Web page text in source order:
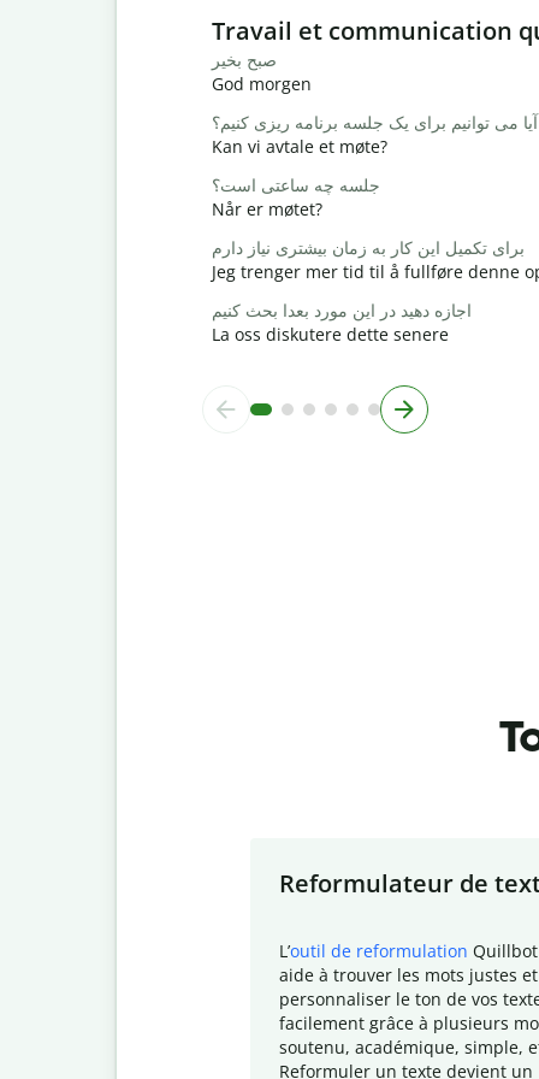
Slide 1 of 6
Travail et communication
صبح بخیر
God morgen
آیا می توانیم برای یک جلسه برنامه ریزی کنیم؟
Kan vi avtale et møte?
جلسه چه ساعتی است؟
Når er møtet?
برای تکمیل این کار به زمان بیشتری نیاز دارم
Jeg trenger mer tid til å fullføre denne
اجازه دهید در این مورد بعدا بحث کنیم
La oss diskutere dette senere
Reformulateur de
L ’outil de reformulation
aide à trouver les mots justes
personnaliser le ton de vos
facilement grâce à plusieurs
soutenu, académique, simple,
Reformuler un texte devient un